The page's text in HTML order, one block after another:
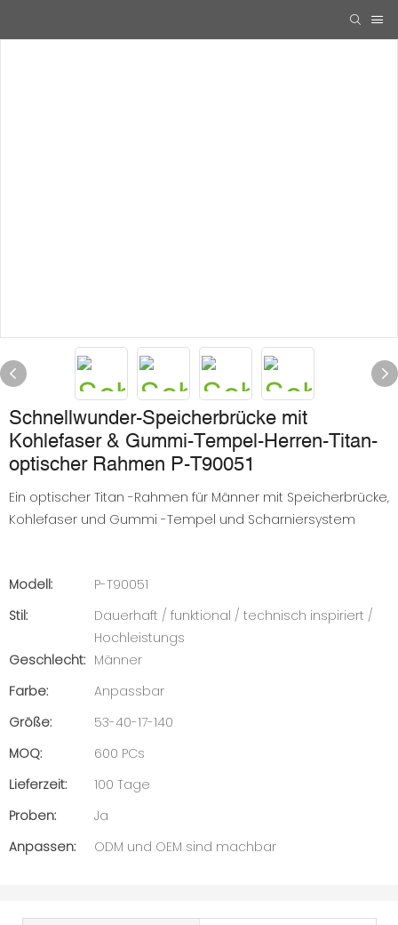
Schnellwunder-Speicherbrücke mit
Kohlefaser & Gummi-Tempel-Herren-Titan-
optischer Rahmen P-T90051
Ein optischer Titan -Rahmen für Männer mit Speicherbrücke,
Kohlefaser und Gummi -Tempel und Scharniersystem
Modell:
P-T90051
Stil:
Dauerhaft / funktional / technisch inspiriert /
Hochleistungs
Geschlecht: Männer
Farbe:
Anpassbar
Größe:
53-40-17-140
MOQ:
600 PCs
Lieferzeit:
100 Tage
Proben:
Ja
Anpassen:
ODM und OEM sind machbar